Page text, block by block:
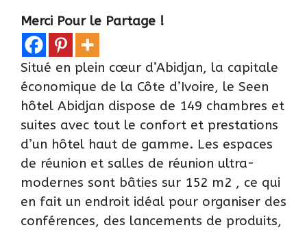
Merci Pour le Partage !
Situé en plein cœur d’Abidjan, la capitale
économique de la Côte d’Ivoire, le Seen
hôtel Abidjan dispose de 149 chambres et
suites avec tout le confort et prestations
d’un hôtel haut de gamme. Les espaces
de réunion et salles de réunion ultra-
modernes sont bâties sur 152 m2 , ce qui
en fait un endroit idéal pour organiser des
conférences, des lancements de produits,